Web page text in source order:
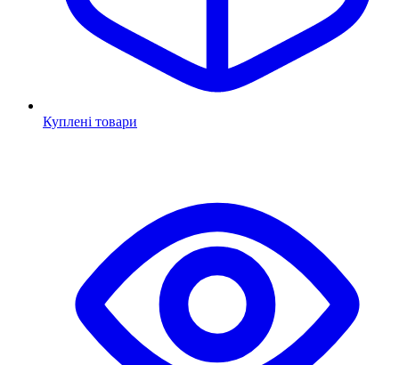
Куплені товари